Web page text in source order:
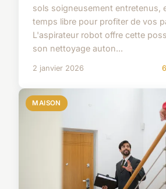
sols soigneusement entretenus,
temps libre pour profiter de vos
L'aspirateur robot offre cette
son nettoyage auton...
2 janvier 2026
MAISON